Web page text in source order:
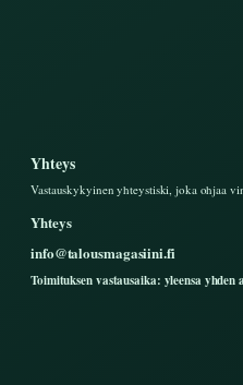
Yhteys
Vastauskykyinen yhteystiski, joka ohjaa
Yhteys
info@talousmagasiini.fi
Toimituksen vastausaika: yleensa yhden